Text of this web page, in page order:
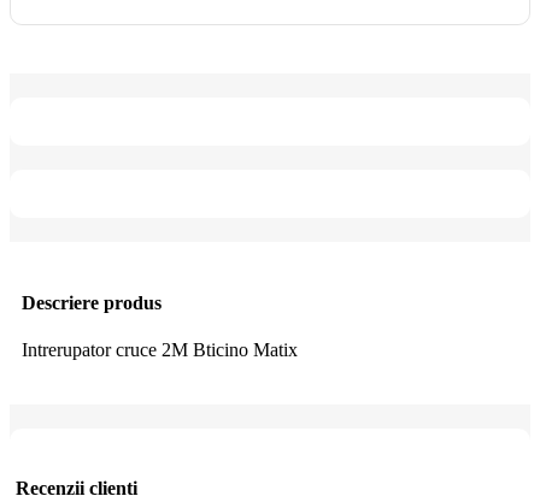
Descriere produs
Intrerupator cruce 2M Bticino Matix
Recenzii clienti